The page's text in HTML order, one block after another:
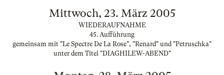
Mittwoch, 23. März 2005
WIEDERAUFNAHME
45. Aufführung
gemeinsam mit "Le Spectre De La Rose", "Renard" und "Petruschka"
unter dem Titel "DIAGHILEW-ABEND"